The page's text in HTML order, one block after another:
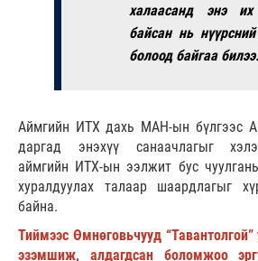
халаасанд энэ
байсан нь
болоод байгаа билээ.
Аймгийн ИТХ дахь МАН-ын бүлгээс
даргад энэхүү санаачлагыг
аймгийн ИТХ-ын ээлжит бус
хуралдуулах талаар шаардлагыг
байна.
Тиймээс Өмнөговьчууд “Тавантолгой”
эзэмшиж, алдагдсан боломжоо